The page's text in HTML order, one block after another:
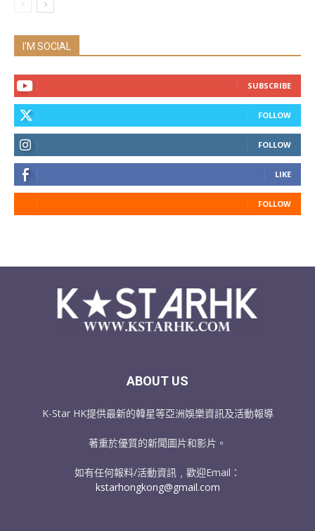
I'M SOCIAL
SUBSCRIBE
FOLLOW
FOLLOW
LIKE
FOLLOW
ABOUT US
K-Star HK提供最新的韓星等亞洲娛樂資訊及活動報導
著重於優質的新聞圖片和影片。
如有任何報料/活動資訊﹐歡迎Email：
kstarhongkong@gmail.com